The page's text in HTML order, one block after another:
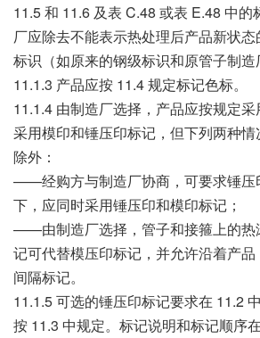
11.5 和 11.6 及表 C.48 或表 E.48 中
厂应除去不能表示热处理后产品新状态
标识（如原来的钢级标识和原管子制造
11.1.3 产品应按 11.4 规定标记色标。
11.1.4 由制造厂选择，产品应按规定
采用模印和锤压印标记，但下列两种情
除外：
——经购方与制造厂协商，可要求锤压
下，应同时采用锤压印和模印标记；
——由制造厂选择，管子和接箍上的热
记可代替模压印标记，并允许沿着产品
间隔标记。
11.1.5 可选的锤压印标记要求在 11.2
按 11.3 中规定。标记说明和标记顺序